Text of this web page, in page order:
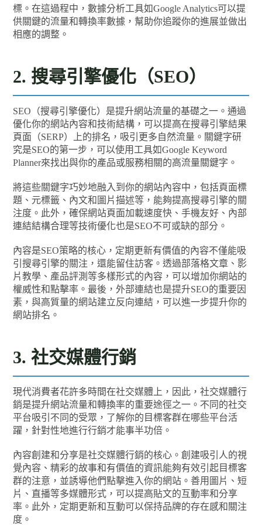
標。在這過程中，數據分析工具如Google Analytics可以提
供關鍵的流量和轉換率數據，幫助你追蹤你的進展並做出
相應的調整。
2. 搜尋引擎優化（SEO）
SEO（搜尋引擎優化）是提升網站流量的基礎之一。通過
優化你的網站內容和技術結構，可以提高在搜尋引擎結果
頁面（SERP）上的排名，吸引更多自然流量。關鍵字研
究是SEO的第一步，可以使用工具如Google Keyword
Planner來找出與你的產品或服務相關的高流量關鍵字。
將這些關鍵字巧妙地融入到你的網站內容中，包括頁面標
題、元標籤、內文和圖片描述等，能夠提高搜尋引擎的關
注度。此外，確保網站頁面加載速度快、手機友好、內部
連結結構合理等技術優化也是SEO不可或缺的部分。
內容是SEO策略的核心，定期更新有價值的內容不僅能吸
引搜尋引擎的關注，還能留住訪客。透過部落格文章、影
片教學、產品評測等多樣形式的內容，可以增加你網站的
權威性和點擊率。最後，外部連結也是提升SEO的重要因
素，與高質量的網站建立反向連結，可以進一步提升你的
網站排名。
3. 社交媒體行銷
現代消費者花許多時間在社交媒體上，因此，社交媒體行
銷是提升網站流量和轉換率的重要途徑之一。不同的社交
平台吸引不同的受眾，了解你的目標客群在哪些平台活
躍，針對性地進行行銷才能事半功倍。
內容創建和分享是社交媒體行銷的核心。創建吸引人的視
覺內容、精彩的故事和有價值的資訊能夠有效引起目標客
群的注意，並誘導他們點擊進入你的網站。善用圖片、短
片、直播等多媒體形式，可以提高貼文的互動率和分享
率。此外，定期更新和互動可以保持品牌的存在感和關注
度。